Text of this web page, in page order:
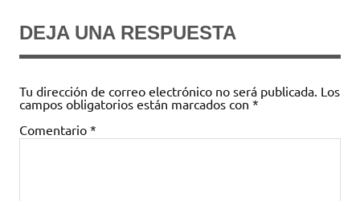
DEJA UNA RESPUESTA
Tu dirección de correo electrónico no será publicada. Los
campos obligatorios están marcados con *
Comentario *